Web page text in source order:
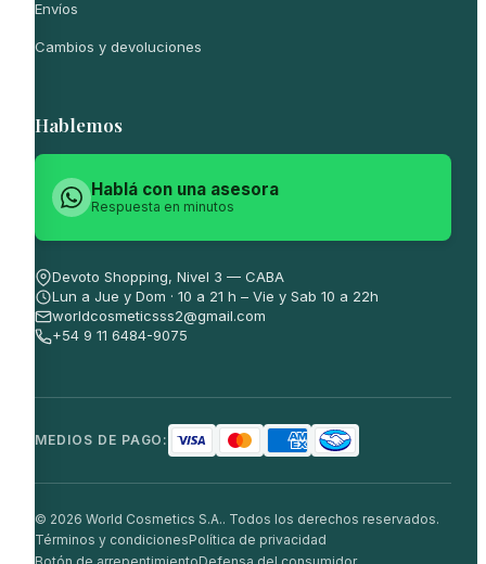
Envíos
Cambios y devoluciones
Hablemos
Hablá con una asesora
Respuesta en minutos
Devoto Shopping, Nivel 3 — CABA
Lun a Jue y Dom · 10 a 21 h – Vie y Sab 10 a 22h
worldcosmeticsss2@gmail.com
+54 9 11 6484-9075
MEDIOS DE PAGO:
© 2026 World Cosmetics S.A.. Todos los derechos reservados.
Términos y condicionesPolítica de privacidad